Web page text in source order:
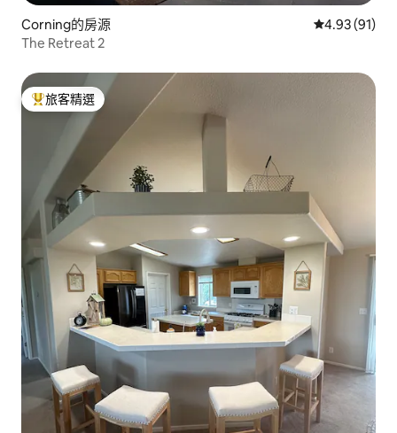
Corning的房源 從 91 則評價
4.93 (91)
The Retreat 2
旅客精選榜首
旅客精選